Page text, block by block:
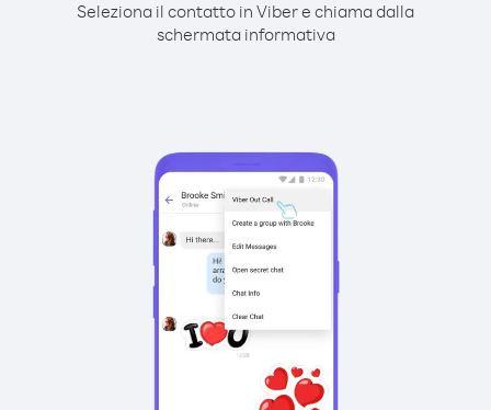
Seleziona il contatto in Viber e chiama dalla
schermata informativa